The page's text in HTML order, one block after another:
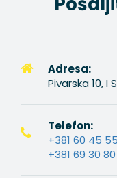
Adresa:
Pivarska 10, I
Telefon:
+381 60 45
+381 69 30